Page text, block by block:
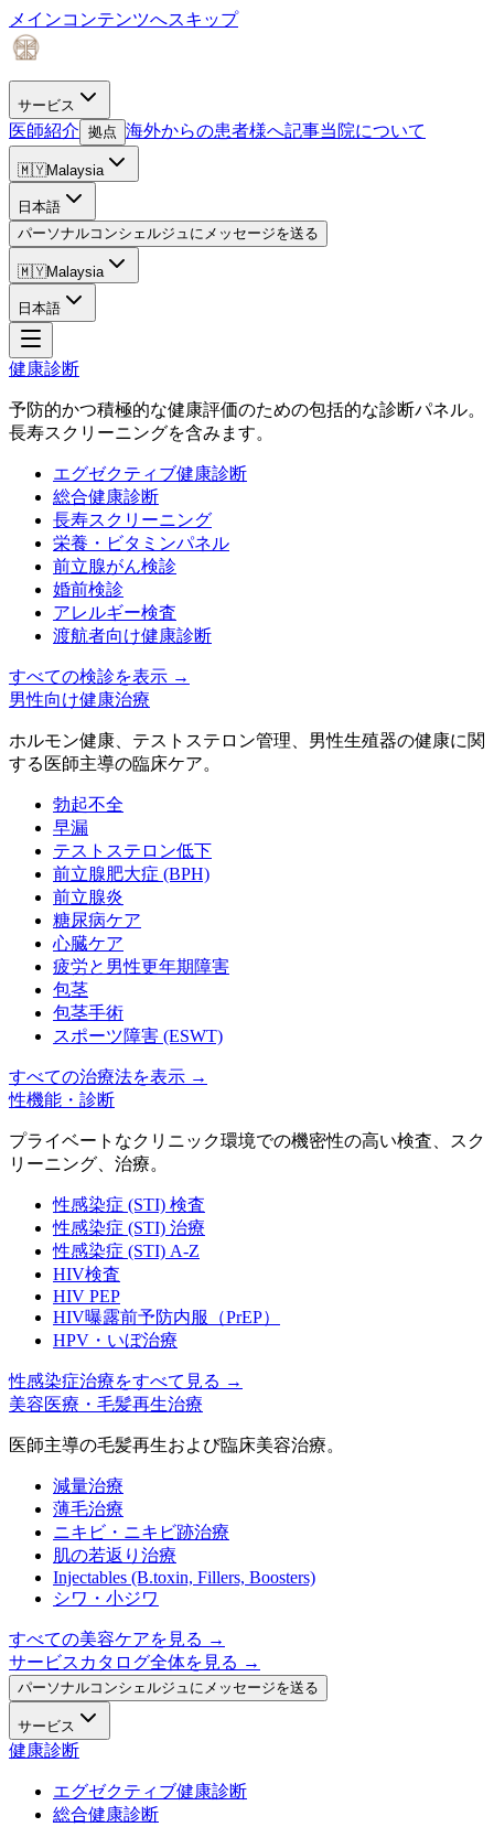
メインコンテンツへスキップ
サービス
医師紹介 拠点 海外からの患者様へ記事当院について
🇲🇾Malaysia
日本語
パーソナルコンシェルジュにメッセージを送る
🇲🇾Malaysia
日本語
健康診断
予防的かつ積極的な健康評価のための包括的な診断パネル。
長寿スクリーニングを含みます。
エグゼクティブ健康診断
総合健康診断
長寿スクリーニング
栄養・ビタミンパネル
前立腺がん検診
婚前検診
アレルギー検査
渡航者向け健康診断
すべての検診を表示 →
男性向け健康治療
ホルモン健康、テストステロン管理、男性生殖器の健康に関
する医師主導の臨床ケア。
勃起不全
早漏
テストステロン低下
前立腺肥大症 (BPH)
前立腺炎
糖尿病ケア
心臓ケア
疲労と男性更年期障害
包茎
包茎手術
スポーツ障害 (ESWT)
すべての治療法を表示 →
性機能・診断
プライベートなクリニック環境での機密性の高い検査、スク
リーニング、治療。
性感染症 (STI) 検査
性感染症 (STI) 治療
性感染症 (STI) A-Z
HIV検査
HIV PEP
HIV曝露前予防内服（PrEP）
HPV・いぼ治療
性感染症治療をすべて見る →
美容医療・毛髪再生治療
医師主導の毛髪再生および臨床美容治療。
減量治療
薄毛治療
ニキビ・ニキビ跡治療
肌の若返り治療
Injectables (B.toxin, Fillers, Boosters)
シワ・小ジワ
すべての美容ケアを見る →
サービスカタログ全体を見る →
パーソナルコンシェルジュにメッセージを送る
サービス
健康診断
エグゼクティブ健康診断
総合健康診断